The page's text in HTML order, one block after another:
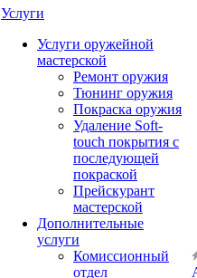
Услуги
Услуги оружейной
мастерской
Ремонт оружия
Тюнинг оружия
Покраска оружия
Удаление Soft-
touch покрытия с
последующей
покраской
Прейскурант
мастерской
Дополнительные
услуги
Комиссионный
отдел